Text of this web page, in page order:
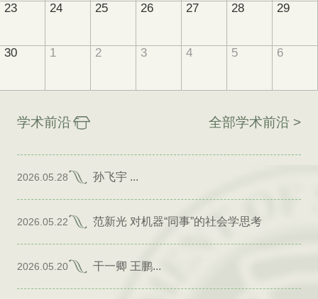
23 24 25 26 27 28 29
30 1 2 3 4 5 6
学术前沿 全部学术前沿 >
2026.05.28 孙飞宇 ...
2026.05.22 范新光 对机器“同事”的社会学思考
2026.05.20 干一卿 王鹏...